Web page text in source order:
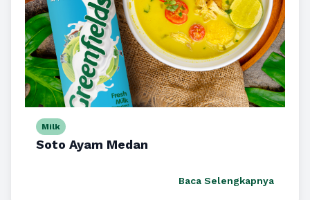
Milk
Soto Ayam Medan
Baca Selengkapnya